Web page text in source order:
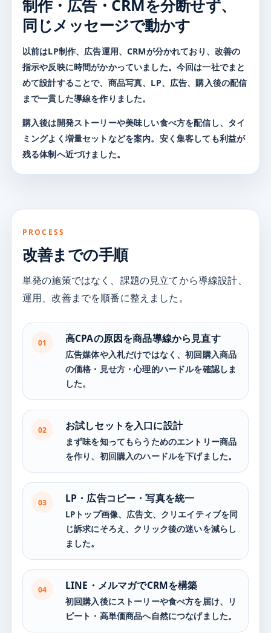
制作・広告・CRMを分断せず、
同じメッセージで動かす
以前はLP制作、広告運用、CRMが分かれており、改善の
指示や反映に時間がかかっていました。今回は一社でまと
めて設計することで、商品写真、LP、広告、購入後の配信
まで一貫した導線を作りました。
購入後は開発ストーリーや美味しい食べ方を配信し、タイ
ミングよく増量セットなどを案内。安く集客しても利益が
残る体制へ近づけました。
PROCESS
改善までの手順
単発の施策ではなく、課題の見立てから導線設計、
運用、改善までを順番に整えました。
01 高CPAの原因を商品導線から見直す
広告媒体や入札だけではなく、初回購入商品
の価格・見せ方・心理的ハードルを確認しま
した。
02 お試しセットを入口に設計
まず味を知ってもらうためのエントリー商品
を作り、初回購入のハードルを下げました。
03 LP・広告コピー・写真を統一
LPトップ画像、広告文、クリエイティブを同
じ訴求にそろえ、クリック後の迷いを減らし
ました。
04 LINE・メルマガでCRMを構築
初回購入後にストーリーや食べ方を届け、リ
ピート・高単価商品へ自然につなげました。